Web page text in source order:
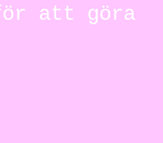
att göra